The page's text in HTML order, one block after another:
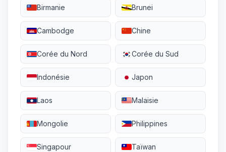
Birmanie Brunei
Cambodge Chine
Corée du Nord Corée du Sud
Indonésie Japon
Laos Malaisie
Mongolie Philippines
Singapour Taïwan